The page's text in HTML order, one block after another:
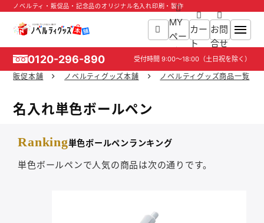
ノベルティ・販促品・記念品のオリジナル名入れ印刷・製作
MY
ペー
ジ
カー
ト
お問
合せ
0120-296-890 受付時間 9:00～18:00（土日祝を除く）
商品一覧
ご利用ガイド
販促本舗 ノベルティグッズ本舗 ノベルティグッズ商品一覧
名入れ単色ボールペン
Ranking単色ボールペンランキング
単色ボールペンで人気の商品は次の通りです。